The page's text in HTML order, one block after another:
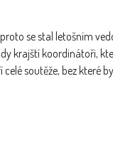
se stal letošním
krajští koordinátoři,
soutěže, bez které